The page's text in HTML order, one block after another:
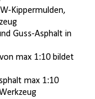
Kippermulden,
Guss-Asphalt in
max 1:10 bildet
max 1:10